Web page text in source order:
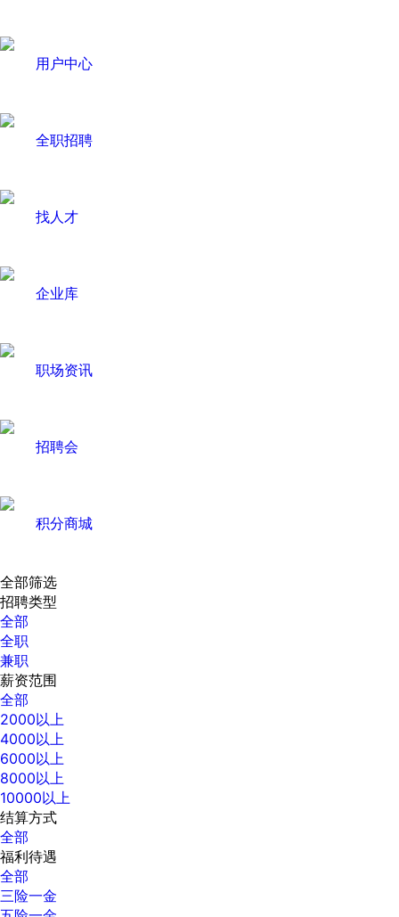
用户中心
全职招聘
找人才
企业库
职场资讯
招聘会
积分商城
全部筛选
招聘类型
全部
全职
兼职
薪资范围
全部
2000以上
4000以上
6000以上
8000以上
10000以上
结算方式
全部
福利待遇
全部
三险一金